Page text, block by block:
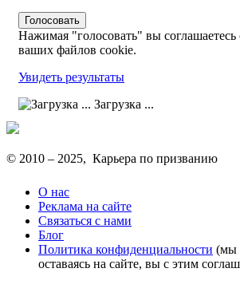
Нажимая "голосовать" вы соглашаетесь
ваших файлов cookie.
Увидеть результаты
Загрузка ...
© 2010 – 2025, Карьера по призванию
О нас
Реклама на сайте
Связаться с нами
Блог
Политика конфиденциальности (мы
оставаясь на сайте, вы с этим